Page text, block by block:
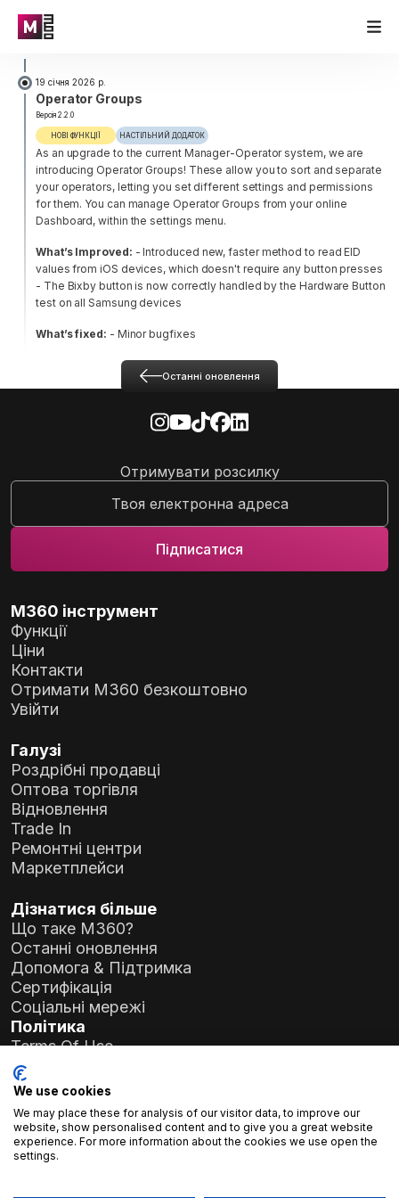
19 січня 2026 р.
Operator Groups
Версія 2.2.0
НОВІ ФУНКЦІЇ НАСТІЛЬНИЙ ДОДАТОК
As an upgrade to the current Manager-Operator system, we are
introducing Operator Groups! These allow you to sort and separate
your operators, letting you set different settings and permissions
for them. You can manage Operator Groups from your online
Dashboard, within the settings menu.
What’s Improved: - Introduced new, faster method to read EID
values from iOS devices, which doesn't require any button presses
- The Bixby button is now correctly handled by the Hardware Button
test on all Samsung devices
What’s fixed: - Minor bugfixes
Останні оновлення
Отримувати розсилку
M360 інструмент
Функції
Ціни
Контакти
Отримати M360 безкоштовно
Увійти
Галузі
Роздрібні продавці
Оптова торгівля
Відновлення
Trade In
Ремонтні центри
Маркетплейси
Дізнатися більше
Що таке M360?
Останні оновлення
Допомога & Підтримка
Сертифікація
Соціальні мережі
Політика
Terms Of Use
Privacy Policy
General Data Protection Regulation (GDPR)
Дані компанії
Atlas Soft Ltd.
вул. Пріеллє Корнелія 19-35
We use cookies
We may place these for analysis of our visitor data, to improve our
website, show personalised content and to give you a great website
experience. For more information about the cookies we use open the
settings.